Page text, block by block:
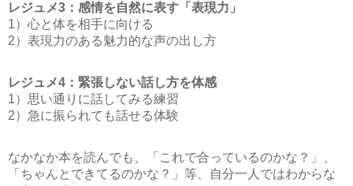
レジュメ3：感情を自然に表す「表現力」
1）心と体を相手に向ける
2）表現力のある魅力的な声の出し方
レジュメ4：緊張しない話し方を体感
1）思い通りに話してみる練習
2）急に振られても話せる体験
なかなか本を読んでも、「これで合っているのかな？」、
「ちゃんとできてるのかな？」等、自分一人ではわからな